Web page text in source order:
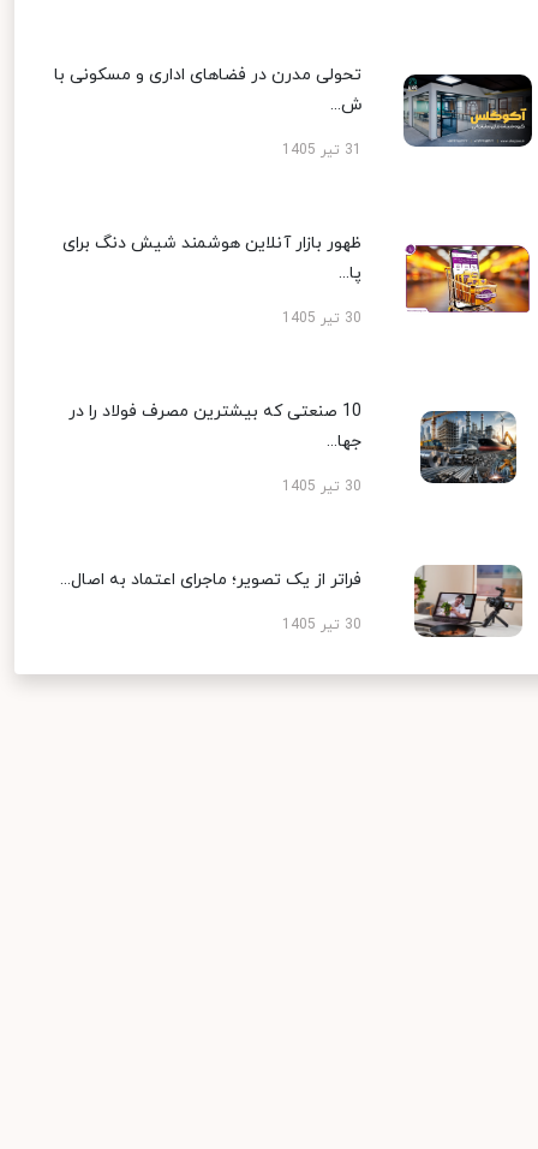
تحولی مدرن در فضاهای اداری و مسکونی با
ش...
ظهور بازار آنلاین هوشمند شیش دنگ برای
پا...
30 تیر 1405
10 صنعتی که بیشترین مصرف فولاد را در
جها...
30 تیر 1405
فراتر از یک تصویر؛ ماجرای اعتماد به اصال...
30 تیر 1405